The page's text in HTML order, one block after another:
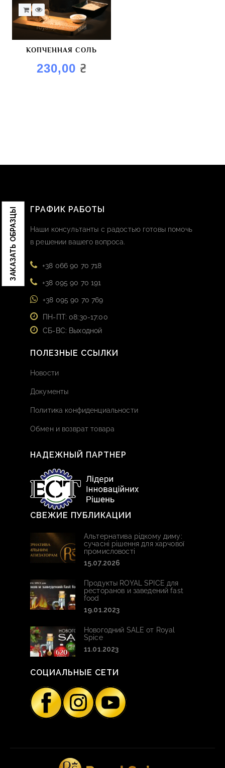
ЗАКАЗАТЬ ОБРАЗЦЫ
КОПЧЕННАЯ СОЛЬ
230,00 ₴
ГРАФИК РАБОТЫ
Наши консультанты с радостью готовы помочь
в решении вашего вопроса.
+38 066 90 70 718
+38 095 90 70 191
+38 095 90 70 769
ПН-ПТ: 08:30-17:00
СБ-ВС: Выходной
ПОЛЕЗНЫЕ ССЫЛКИ
Новости
Документы
Политика конфиденциальности
Обмен и возврат товара
НАДЕЖНЫЙ ПАРТНЕР
СВЕЖИЕ ПУБЛИКАЦИИ
Альтернатива рідкому диму:
сучасні рішення для харчової
промисловості
15.07.2026
Продукты ROYAL SPICE для
ресторанов и заведений fast
food
19.01.2023
Новогодний SALE от Royal
Spice
11.01.2023
СОЦИАЛЬНЫЕ СЕТИ